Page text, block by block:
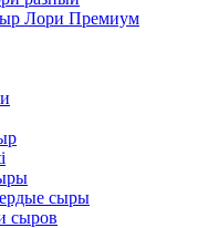
Лори Премиум
сыры
сыров